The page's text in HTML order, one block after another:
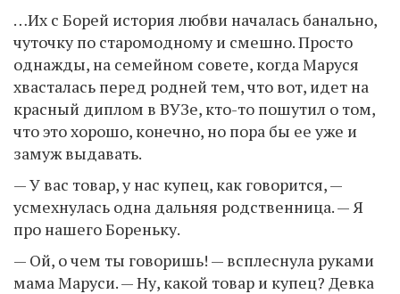
…Их с Борей история любви началась банально,
чуточку по старомодному и смешно. Просто
однажды, на семейном совете, когда Маруся
хвасталась перед родней тем, что вот, идет на
красный диплом в ВУЗе, кто-то пошутил о том,
что это хорошо, конечно, но пора бы ее уже и
замуж выдавать.
— У вас товар, у нас купец, как говорится, —
усмехнулась одна дальняя родственница. — Я
про нашего Бореньку.
— Ой, о чем ты говоришь! — всплеснула руками
мама Маруси. — Ну, какой товар и купец? Девка